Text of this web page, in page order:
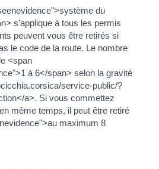
du
s'applique à tous les permis
peuvent vous être retirés si
le code de la route. Le nombre
<span
à 6</span> selon la gravité
service-public/?
a>. Si vous commettez
même temps, il peut être retiré
maximum 8